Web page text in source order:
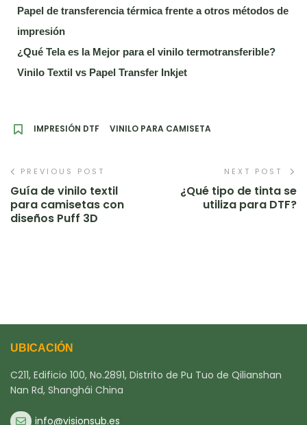
Papel de transferencia térmica frente a otros métodos de
impresión
¿Qué Tela es la Mejor para el vinilo termotransferible?
Vinilo Textil vs Papel Transfer Inkjet
IMPRESIÓN DTF VINILO PARA CAMISETA
PREVIOUS POST
Guía de vinilo textil
para camisetas con
diseños Puff 3D
NEXT POST
¿Qué tipo de tinta se
utiliza para DTF?
UBICACIÓN
C211, Edificio 100, No.2891, Distrito de Pu Tuo de Qilianshan
Nan Rd, Shanghái China
info@visionsub.es